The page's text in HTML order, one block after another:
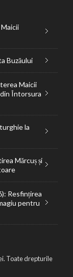
Buzăului
Maicii
Întorsura
la
Mărcuș și
Resfințirea
pentru
Toate drepturile